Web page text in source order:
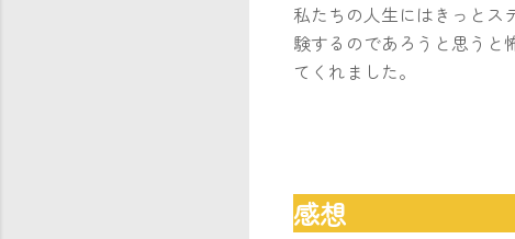
私たちの人生にはきっとス
験するのであろうと思うと
てくれました。
感